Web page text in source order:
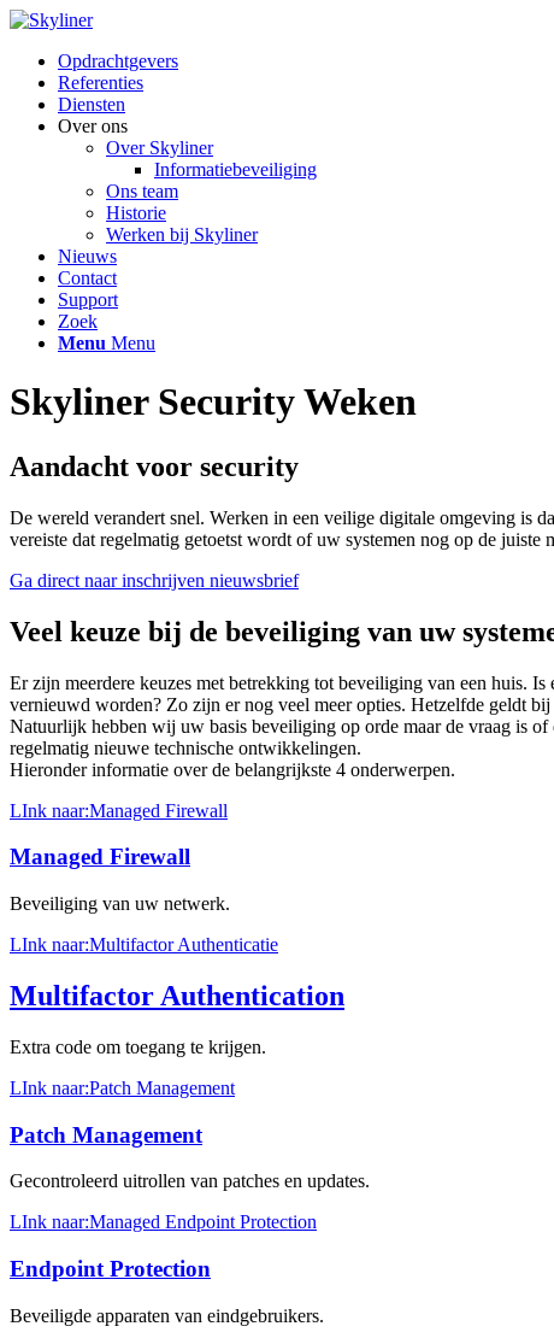
Opdrachtgevers
Referenties
Diensten
Over ons
Over Skyliner
Informatiebeveiliging
Ons team
Historie
Werken bij Skyliner
Nieuws
Contact
Support
Zoek
Menu Menu
Skyliner Security Weken
Aandacht voor security
De wereld verandert snel. Werken in een veilige digitale omgeving is
vereiste dat regelmatig getoetst wordt of uw systemen nog op de juiste
Ga direct naar inschrijven nieuwsbrief
Veel keuze bij de beveiliging van uw
Er zijn meerdere keuzes met betrekking tot beveiliging van een huis.
vernieuwd worden? Zo zijn er nog veel meer opties. Hetzelfde geldt
Natuurlijk hebben wij uw basis beveiliging op orde maar de vraag is
regelmatig nieuwe technische ontwikkelingen.
Hieronder informatie over de belangrijkste 4 onderwerpen.
LInk naar:Managed Firewall
Managed Firewall
Beveiliging van uw netwerk.
LInk naar:Multifactor Authenticatie
Multifactor Authentication
Extra code om toegang te krijgen.
LInk naar:Patch Management
Patch Management
Gecontroleerd uitrollen van patches en updates.
LInk naar:Managed Endpoint Protection
Endpoint Protection
Beveiligde apparaten van eindgebruikers.